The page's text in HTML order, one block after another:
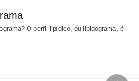
O perfil lipídico, ou lipidograma, é